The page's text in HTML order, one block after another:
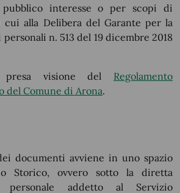
pubblico interesse o per scopi di
cui alla Delibera del Garante per la
n. 513 del 19 dicembre 2018
visione del Regolamento
del Comune di Arona.
documenti avviene in uno spazio
Storico, ovvero sotto la diretta
personale addetto al Servizio